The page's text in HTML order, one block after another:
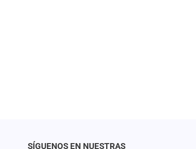
SÍGUENOS EN NUESTRAS